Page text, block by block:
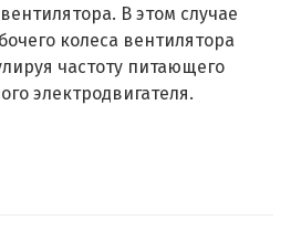
В этом случае
колеса вентилятора
частоту питающего
электродвигателя.